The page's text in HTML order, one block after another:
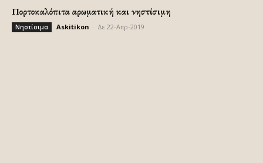
Πορτοκαλόπιτα αρωματική και νηστίσιμη
Νηστίσιμα Askitikon Δε 22-Απρ-2019